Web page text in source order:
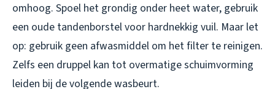
omhoog. Spoel het grondig onder heet water, gebruik
een oude tandenborstel voor hardnekkig vuil. Maar let
op: gebruik geen afwasmiddel om het filter te reinigen.
Zelfs een druppel kan tot overmatige schuimvorming
leiden bij de volgende wasbeurt.